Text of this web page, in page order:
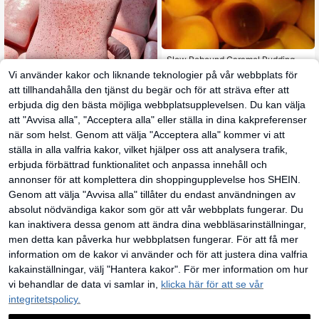
1 st supermjuk slow rebound squish
y i form av smörrostat bröd, stresslin
g, mjuk ostpinne squishy, back to s
chool, heminredning, hushållsartikla
r, familjens basvaror, present till kvi
nna, man, mamma, pappa, farfar/mo
rfar, mormor/farmor
34kr
Slow Rebound Caramel Pudding Str
essboll, mjuk krispig pärlfylld kladdi
g silikon-klämleksak, realistisk mat
dessert handgjord fingertoppsleksa
k, ångestlindring för vuxna och fest
present
84kr
100+ slumpmässigt blandade stress
lindrande leksaker, lugnande leksak
se-fyllare, sensoriska spel med lång
76 kr
Vi använder kakor och liknande teknologier på vår webbplats för
att tillhandahålla den tjänst du begär och för att sträva efter att
erbjuda dig den bästa möjliga webbplatsupplevelsen. Du kan välja
att "Avvisa alla", "Acceptera alla" eller ställa in dina kakpreferenser
när som helst. Genom att välja "Acceptera alla" kommer vi att
ställa in alla valfria kakor, vilket hjälper oss att analysera trafik,
erbjuda förbättrad funktionalitet och anpassa innehåll och
annonser för att komplettera din shoppingupplevelse hos SHEIN.
Genom att välja "Avvisa alla" tillåter du endast användningen av
absolut nödvändiga kakor som gör att vår webbplats fungerar. Du
kan inaktivera dessa genom att ändra dina webbläsarinställningar,
men detta kan påverka hur webbplatsen fungerar. För att få mer
information om de kakor vi använder och för att justera dina valfria
kakainställningar, välj "Hantera kakor". För mer information om hur
vi behandlar de data vi samlar in, klicka här för att se vår
integritetspolicy.